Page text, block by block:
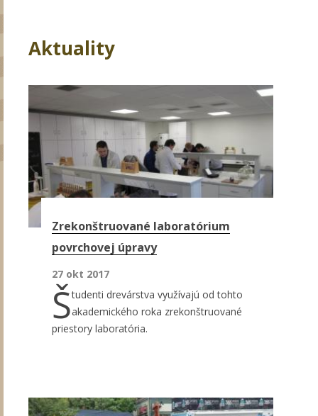
Aktuality
Zrekonštruované laboratórium
povrchovej úpravy
27 okt 2017
Študenti drevárstva využívajú od tohto
akademického roka zrekonštruované
priestory laboratória.
Stránky